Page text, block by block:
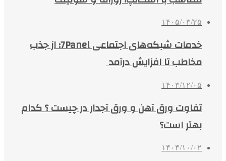
۱۴۰۵/۰۳/۲۵
خدمات شبکه‌های اجتماعی 7Panel؛ از جذب
مخاطب تا افزایش درآمد
۱۴۰۳/۱۲/۰۵
تفاوت ورق آهن و ورق آجدار در چیست ؟ کدام
بهتر است؟
۱۴۰۴/۱۰/۰۲